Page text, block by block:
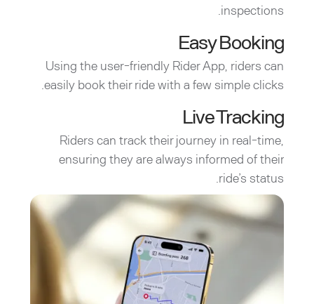
inspections.
Easy Booking
Using the user-friendly Rider App, riders can
easily book their ride with a few simple clicks.
Live Tracking
Riders can track their journey in real-time,
ensuring they are always informed of their
ride’s status.